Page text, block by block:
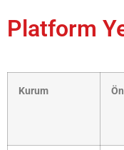
Platform
Kurum